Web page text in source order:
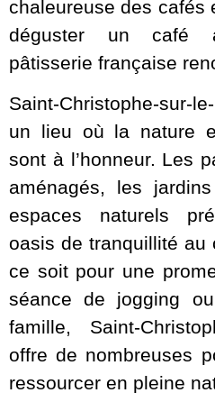
chaleureuse des cafés
déguster un café
pâtisserie française
Saint-Christophe-sur-
un lieu où la nature
sont à l’honneur. Les
aménagés, les
espaces naturels
oasis de tranquillité
ce soit pour une
séance de jogging
famille, Saint-
offre de nombreuses
ressourcer en pleine